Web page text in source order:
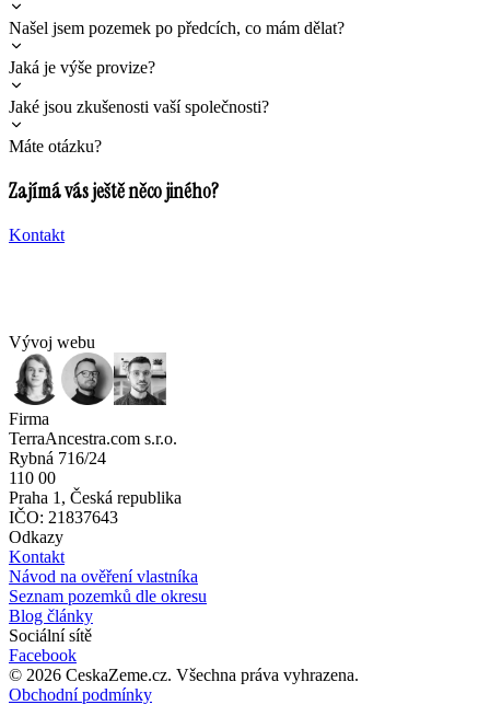
Našel jsem pozemek po předcích, co mám dělat?
Jaká je výše provize?
Jaké jsou zkušenosti vaší společnosti?
Máte otázku?
Zajímá vás ještě něco jiného?
Kontakt
Vývoj webu
Firma
TerraAncestra.com s.r.o.
Rybná 716/24
110 00
Praha 1, Česká republika
IČO: 21837643
Odkazy
Kontakt
Návod na ověření vlastníka
Seznam pozemků dle okresu
Blog články
Sociální sítě
Facebook
© 2026 CeskaZeme.cz. Všechna práva vyhrazena.
Obchodní podmínky